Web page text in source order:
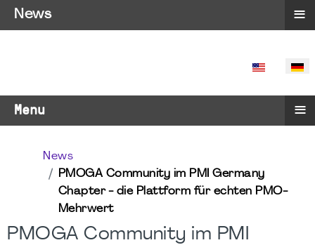
SPRACHE
Menu ≡
News
PMOGA Community im PMI Germany
Chapter - die Plattform für echten PMO-
Mehrwert
PMOGA Community im PMI
News ≡